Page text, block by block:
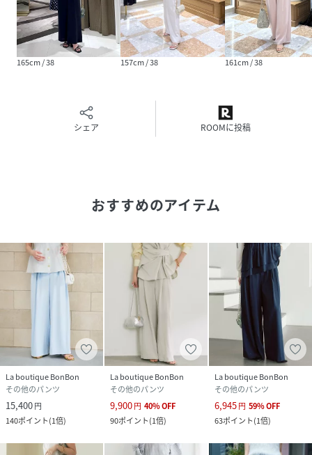
伸縮性：なし
ファスナー：あり
ウエストゴム：バックゴムあり
ポケット：あり
36、38
品番
RU3001_LBZ1061502A0001
LBZ1061502A0001-k-6 RU3001
165cm / 38 157cm / 38 161cm / 38
シェア ROOMに投稿
おすすめのアイテム
La boutique BonBon
その他のパンツ
15,400円
140ポイント(1倍)
La boutique BonBon
その他のパンツ
9,900円 40%OFF
90ポイント(1倍)
La boutique BonBon
その他のパンツ
6,945円 59%OFF
63ポイント(1倍)